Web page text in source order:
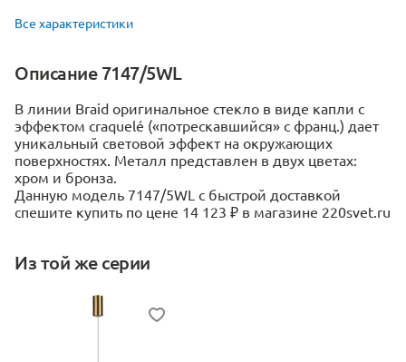
Все характеристики
Описание 7147/5WL
В линии Braid оригинальное стекло в виде капли с
эффектом craquelé («потрескавшийся» с франц.) дает
уникальный световой эффект на окружающих
поверхностях. Металл представлен в двух цветах:
хром и бронза.
Данную модель 7147/5WL с быстрой доставкой
спешите купить по цене 14 123 ₽ в магазине 220svet.ru
Из той же серии